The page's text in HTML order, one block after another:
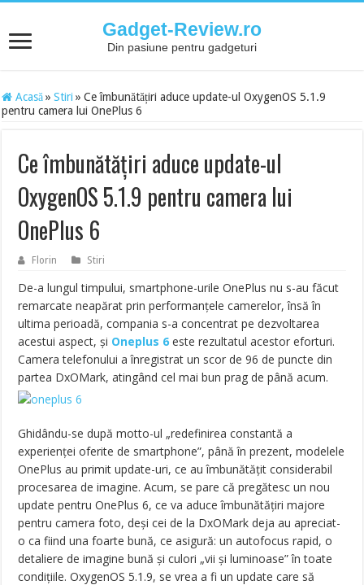
Gadget-Review.ro
Din pasiune pentru gadgeturi
Acasă » Stiri » Ce îmbunătățiri aduce update-ul OxygenOS 5.1.9
pentru camera lui OnePlus 6
Ce îmbunătățiri aduce update-ul
OxygenOS 5.1.9 pentru camera lui
OnePlus 6
Florin Stiri
De-a lungul timpului, smartphone-urile OnePlus nu s-au făcut
remarcate neapărat prin performanțele camerelor, însă în
ultima perioadă, compania s-a concentrat pe dezvoltarea
acestui aspect, și Oneplus 6 este rezultatul acestor eforturi.
Camera telefonului a înregistrat un scor de 96 de puncte din
partea DxOMark, atingând cel mai bun prag de până acum.
Ghidându-se după motto-ul „redefinirea constantă a
experienței oferite de smartphone”, până în prezent, modelele
OnePlus au primit update-uri, ce au îmbunătățit considerabil
procesarea de imagine. Acum, se pare că pregătesc un nou
update pentru OnePlus 6, ce va aduce îmbunătățiri majore
pentru camera foto, deși cei de la DxOMark deja au apreciat-
o ca fiind una foarte bună, ce asigură: un autofocus rapid, o
detaliere de imagine bună și culori „vii și luminoase” în toate
condițiile. OxygenOS 5.1.9, se vrea a fi un update care să